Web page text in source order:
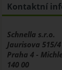
Kontaktní
Schnella s.r.o.
Jaurisova 515/4
Praha 4 -
140 00